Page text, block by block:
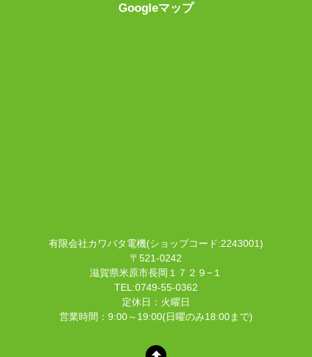
Googleマップ
有限会社カワバタ電機(ショップコード:2243001)
〒521-0242
滋賀県米原市長岡１７２９−１
TEL:0749-55-0362
定休日：火曜日
営業時間：9:00～19:00(日曜のみ18:00まで)